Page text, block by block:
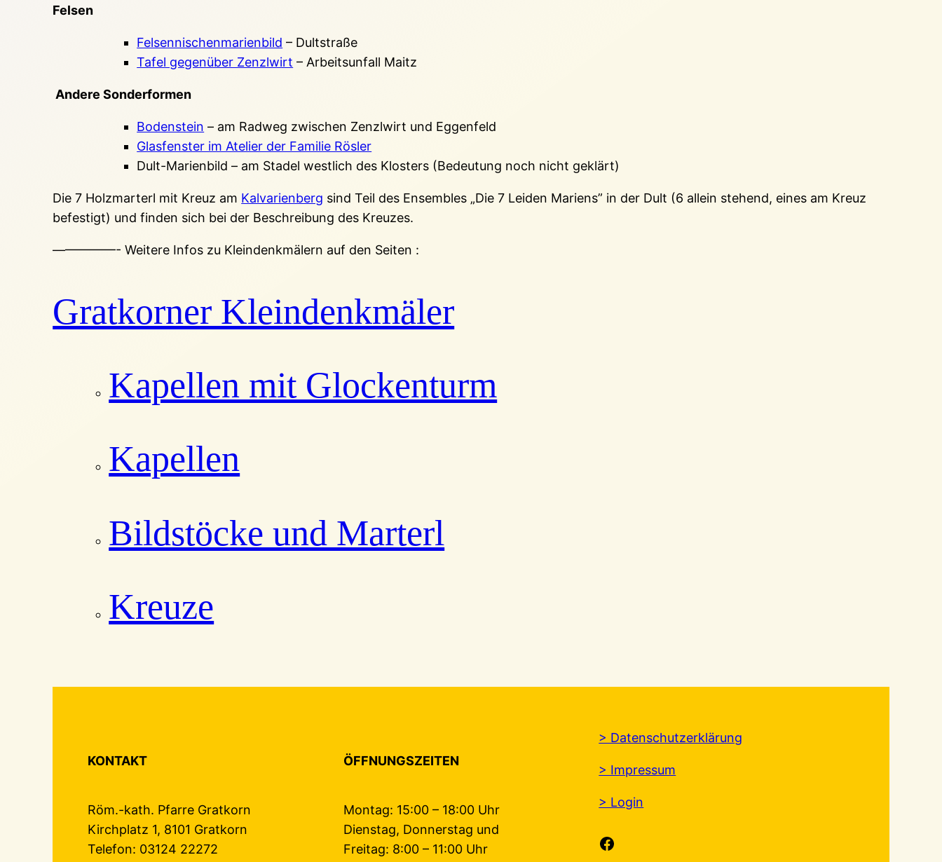
Felsen
Felsennischenmarienbild – Dultstraße
Tafel gegenüber Zenzlwirt – Arbeitsunfall Maitz
Andere Sonderformen
Bodenstein – am Radweg zwischen Zenzlwirt und Eggenfeld
Glasfenster im Atelier der Familie Rösler
Dult-Marienbild – am Stadel westlich des Klosters (Bedeutung noch nicht geklärt)
Die 7 Holzmarterl mit Kreuz am Kalvarienberg sind Teil des Ensembles „Die 7 Leiden Mariens” in der Dult (6 allein stehend, eines am Kreuz
befestigt) und finden sich bei der Beschreibung des Kreuzes.
—————- Weitere Infos zu Kleindenkmälern auf den Seiten :
Gratkorner Kleindenkmäler
Kapellen mit Glockenturm
Kapellen
Bildstöcke und Marterl
Kreuze
KONTAKT
Röm.-kath. Pfarre Gratkorn
Kirchplatz 1, 8101 Gratkorn
Telefon: 03124 22272
ÖFFNUNGSZEITEN
Montag: 15:00 – 18:00 Uhr
Dienstag, Donnerstag und
Freitag: 8:00 – 11:00 Uhr
> Datenschutzerklärung
> Impressum
> Login
Facebook